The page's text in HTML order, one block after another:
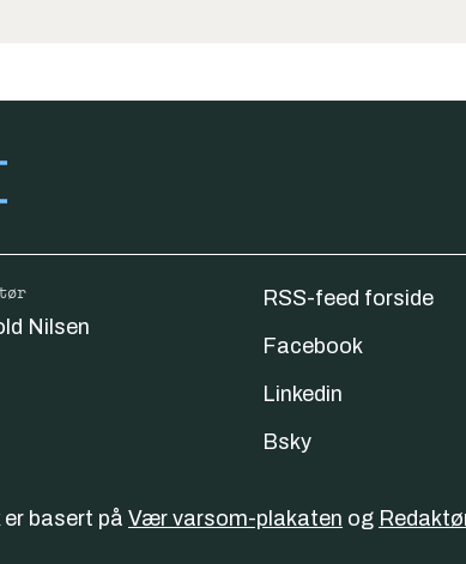
Nilsen
RSS-feed forside
Facebook
Linkedin
Bsky
basert på Vær varsom-plakaten og